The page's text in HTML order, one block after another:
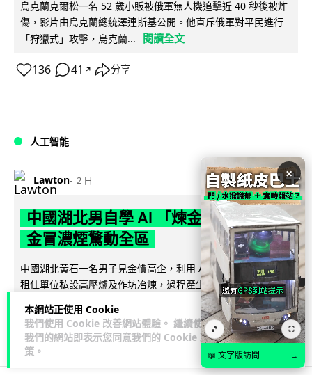
本網站正使用 Cookie
我們使用 Cookie 改善網站體驗。 繼續使用
我們的網站即表示您同意我們的 Cookie 政
策 。
烏克蘭克爾松一名 52 歲小販被俄軍無人機追擊近 40 秒後被炸
傷，影片由烏克蘭總統澤連斯基公開。他直斥俄軍對平民進行
「狩獵式」攻擊，烏克蘭...
閱讀全文
136 41 ↗ 分享
人工智能
Lawton 2 日
中國湖北男自學 AI 「煉金術」 屋內煉
金冒濃煙驚動全區
中國湖北黃石一名男子見金價高企，利用 AI 自學提煉黃金，在
租住單位私設高壓爐及作坊冶煉，過程產生大量刺鼻濃煙，驚
動鄰居報警。警方到場揭發整...
閱讀全文
114 8↗ 分享
×
🎵 ⛶
📖 文字版訪問 →